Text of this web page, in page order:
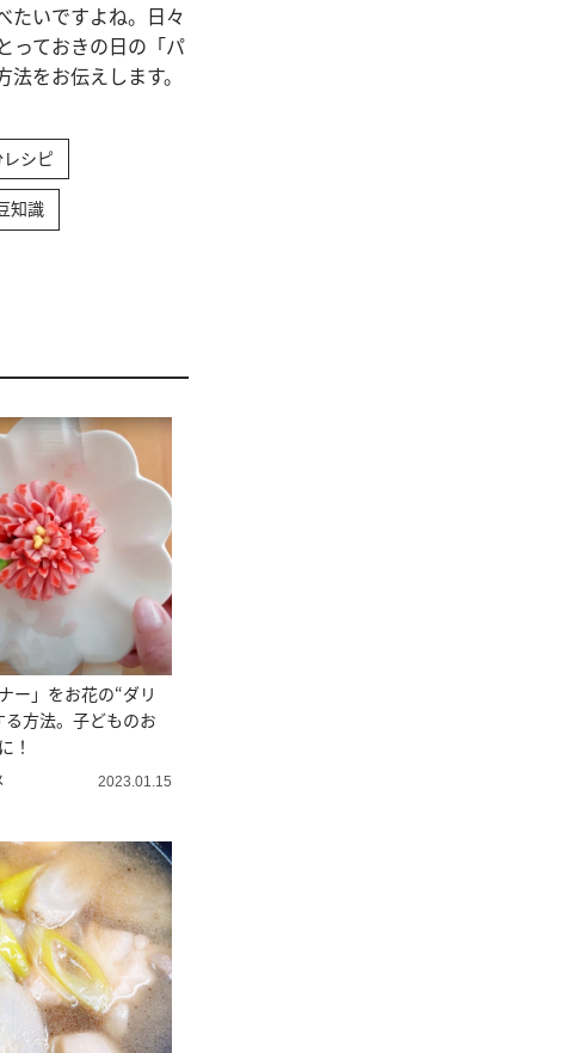
たいですよね。日々
っておきの日の「パ
をお伝えします。
シピ
知識
ー」をお花の“ダリ
る方法。子どものお
！
2023.01.15